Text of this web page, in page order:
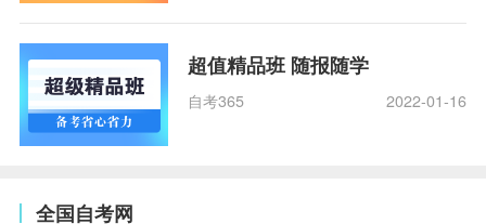
超值精品班 随报随学
自考365 2022-01-16
全国自考网